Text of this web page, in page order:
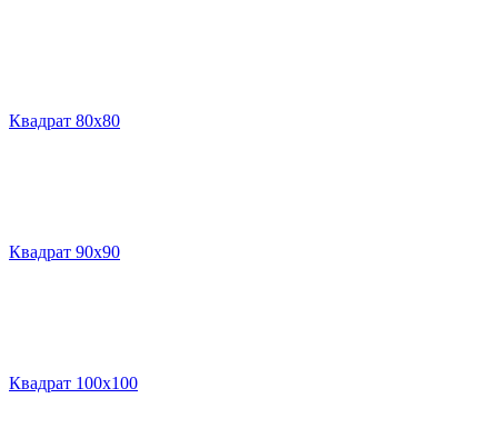
Квадрат 80х80
Квадрат 90х90
Квадрат 100х100